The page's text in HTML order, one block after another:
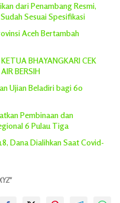
dari Penambang Resmi,
Sesuai Spesifikasi
Aceh Bertambah
BHAYANGKARI CEK
BERSIH
Ujian Beladiri bagi 60
Pembinaan dan
6 Pulau Tiga
Dana Dialihkan Saat Covid-